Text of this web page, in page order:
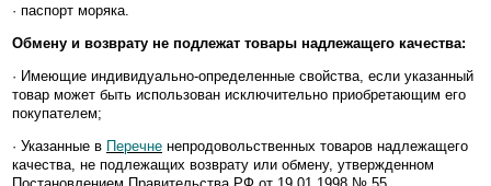
· паспорт моряка.
Обмену и возврату не подлежат товары надлежащего качества:
· Имеющие индивидуально-определенные свойства, если указанный
товар может быть использован исключительно приобретающим его
покупателем;
· Указанные в Перечне непродовольственных товаров надлежащего
качества, не подлежащих возврату или обмену, утвержденном